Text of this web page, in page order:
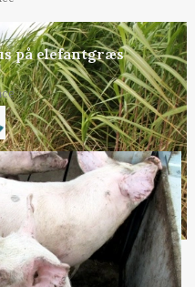
på elefantgræs